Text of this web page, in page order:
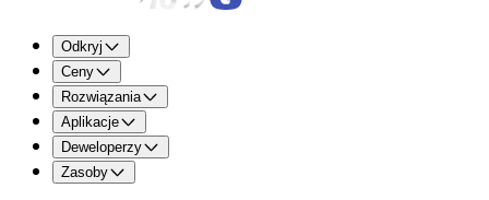
Wypróbuj Premium
Do 250 GB na transfer
1 TB przestrzeni dyskowej
Przechowywanie nawet do 365 dni
Personalizacja (logo, kolory)
Odkryj
Ceny
Rozwiązania
Aplikacje
Deweloperzy
Zasoby